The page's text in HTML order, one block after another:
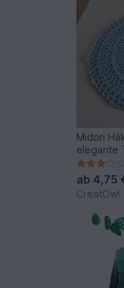
Midori
elegante
ab4,75
CreatOwl